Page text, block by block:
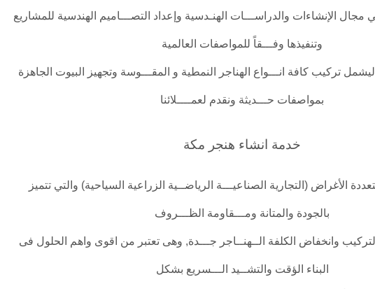
الإنشاءات والدراســـات الهنـدسية وإعداد التصـــاميم الهندسية للمشاريع
وتنفيذها وفـــقاً للمواصفات العالمية
تركيب كافة انـــواع الهناجر النمطية و المقـــوسة وتجهيز البيوت الجاهزة
بمواصفات حـــديثة ونقدم لعمــــلائنا
خدمة انشاء هنجر مكة
الأغراض (التجارية الصناعيـــة الرياضــية الزراعية السياحية) والتي تتميز
بالجودة والمتانة ومـــقاومة الظـــروف
التركيب وانخفاض الكلفة الــهنــاجر جـــدة, وهى تعتبر من اقوى واهم الحلول فى
البناء الؤقت والتشــيد الـــسريع بشكل